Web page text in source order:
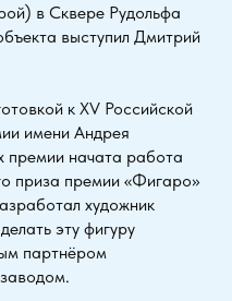
в Сквере Рудольфа
выступил Дмитрий
к XV Российской
имени Андрея
начата работа
приза премии «Фигаро»
художник
эту фигуру
партнёром